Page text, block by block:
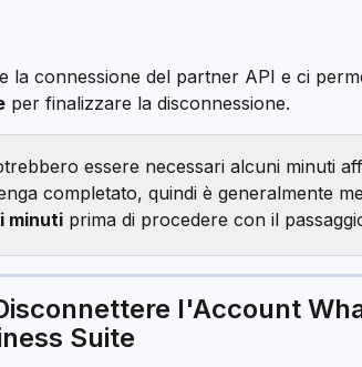
la connessione del partner API e ci
per finalizzare la disconnessione.
essere necessari alcuni minuti
completato, quindi è generalmente
minuti prima di procedere con il
l'Account
Suite